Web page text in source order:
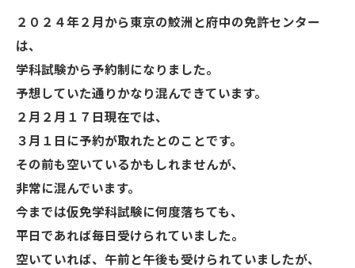
２０２４年２月から東京の鮫洲と府中の免許センター
は、
学科試験から予約制になりました。
予想していた通りかなり混んできています。
２月２月１７日現在では、
３月１日に予約が取れたとのことです。
その前も空いているかもしれませんが、
非常に混んでいます。
今までは仮免学科試験に何度落ちても、
平日であれば毎日受けられていました。
空いていれば、午前と午後も受けられていましたが、